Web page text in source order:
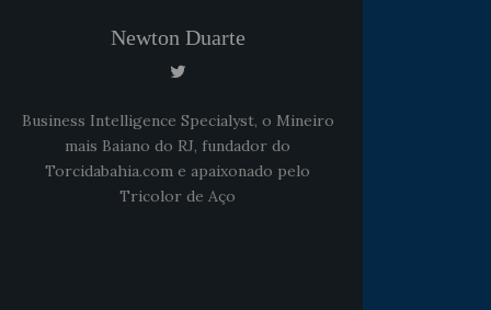
Newton Duarte
Business Intelligence Specialyst, o Mineiro
mais Baiano do RJ, fundador do
Torcidabahia.com e apaixonado pelo
Tricolor de Aço